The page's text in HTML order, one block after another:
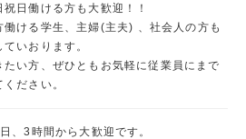
祝日働ける方も大歓迎！！
働ける学生、主婦(主夫) 、社会人の方も
ていおります。
たい方、ぜひともお気軽に従業員にまで
ださい。
、3時間から大歓迎です。